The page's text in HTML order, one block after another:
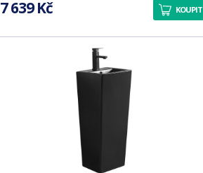
7 639 Kč KOUPIT